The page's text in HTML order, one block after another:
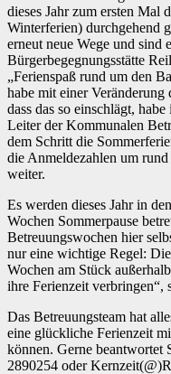
dieses Jahr zum ersten Mal
Winterferien) durchgehend
erneut neue Wege und sind
Bürgerbegegnungsstätte
„Ferienspaß rund um den
habe mit einer Veränderung
dass das so einschlägt,
Leiter der Kommunalen
dem Schritt die
die Anmeldezahlen um
weiter.
Es werden dieses Jahr in
Wochen Sommerpause
Betreuungswochen hier
nur eine wichtige Regel:
Wochen am Stück
ihre Ferienzeit verbringen“,
Das Betreuungsteam hat
eine glückliche Ferienzeit
können. Gerne beantwortet
2890254 oder